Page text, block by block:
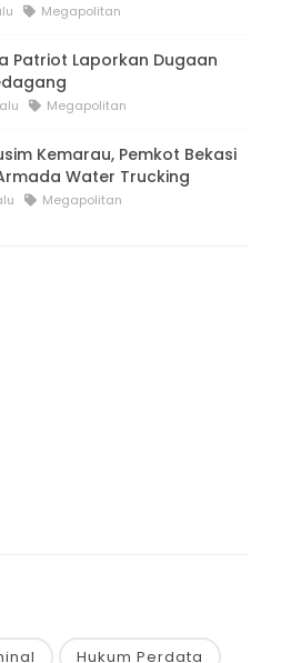
Megapolitan
Patriot Laporkan Dugaan
Megapolitan
Kemarau, Pemkot Bekasi
Water Trucking
Megapolitan
Hukum Perdata